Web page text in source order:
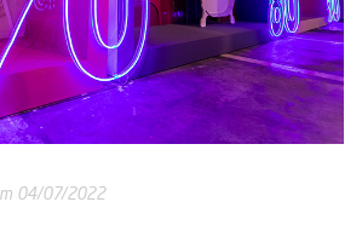
04/07/2022